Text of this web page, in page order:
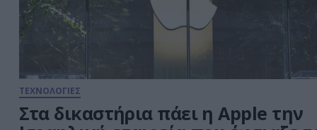
ΤΕΧΝΟΛΟΓΙΕΣ
Στα δικαστήρια πάει η Apple την